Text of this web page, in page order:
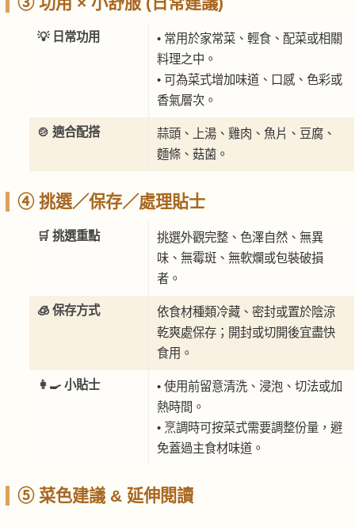
💡 日常功用
• 常用於家常菜、輕食、配菜或相關
料理之中。
• 可為菜式增加味道、口感、色彩或
香氣層次。
🍲 適合配搭
蒜頭、上湯、雞肉、魚片、豆腐、
麵條、菇菌。
④ 挑選／保存／處理貼士
🛒 挑選重點
挑選外觀完整、色澤自然、無異
味、無霉斑、無軟爛或包裝破損
者。
🧊 保存方式
依食材種類冷藏、密封或置於陰涼
乾爽處保存；開封或切開後宜盡快
食用。
👩‍🍳 小貼士
• 使用前留意清洗、浸泡、切法或加
熱時間。
• 烹調時可按菜式需要調整份量，避
免蓋過主食材味道。
⑤ 菜色建議 & 延伸閱讀